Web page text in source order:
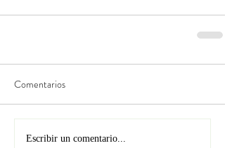
Comentarios
Escribir un comentario...